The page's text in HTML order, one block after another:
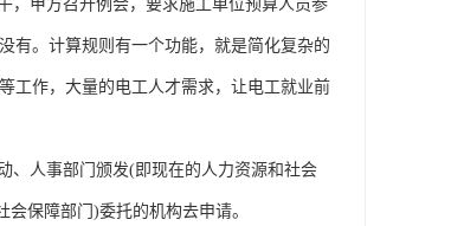
，甲方召开例会，要求施工单位预算人员参
有。计算规则有一个功能，就是简化复杂的
工作，大量的电工人才需求，让电工就业前
、人事部门颁发(即现在的人力资源和社会
保障部门)委托的机构去申请。